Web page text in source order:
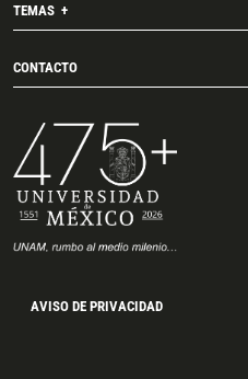
TEMAS
CONTACTO
AVISO DE PRIVACIDAD